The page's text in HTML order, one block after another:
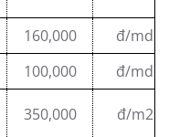
160,000
đ/md
100,000
đ/md
350,000 đ/m2